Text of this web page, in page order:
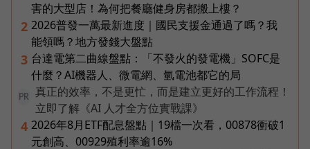
害的大型店！為何把餐廳健身房都搬上樓？
2 2026普發一萬最新進度｜國民支援金通過了嗎？我
能領嗎？地方發錢大盤點
3 台達電第二曲線盤點：「不發火的發電機」SOFC是
什麼？AI機器人、微電網、氫電池都它的局
PR
真正的效率，不是更忙，而是建立更好的工作流程！
立即了解《AI 人才全方位實戰課》
4 2026年8月ETF配息盤點｜19檔一次看，00878衝破1
元創高、00929殖利率逾16%